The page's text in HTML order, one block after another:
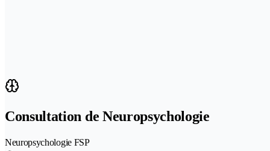
Consultation de Neuropsychologie
Neuropsychologie FSP